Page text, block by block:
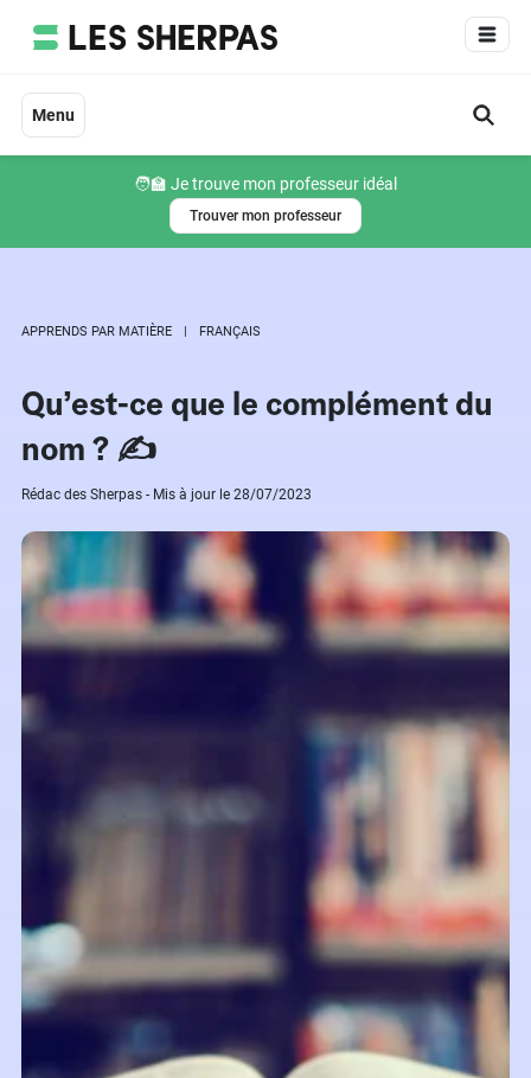
Menu
🧑‍🏫 Je trouve mon professeur idéal
Trouver mon professeur
APPRENDS PAR MATIÈRE FRANÇAIS
Qu’est-ce que le complément du
nom ? ✍️
Rédac des Sherpas - Mis à jour le 28/07/2023